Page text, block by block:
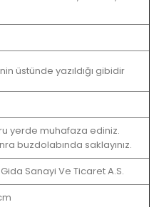
üstünde yazıldığı gibidir
yerde muhafaza ediniz.
buzdolabında saklayınız.
Sanayi Ve Ticaret A.S.